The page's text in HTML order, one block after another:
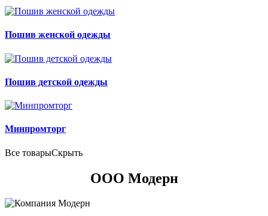
Пошив женской одежды
Пошив детской одежды
Минпромторг
Все товарыСкрыть
ООО Модерн